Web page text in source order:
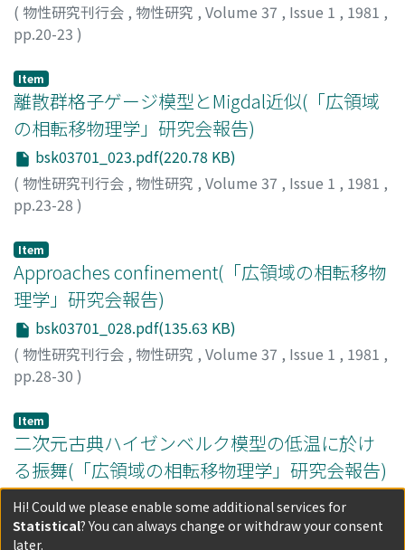
( 物性研究刊行会 , 物性研究 , Volume 37 , Issue 1 , 1981 ,
pp.20-23 )
Item
離散群格子ゲージ模型とMigdal近似(「広領域
の相転移物理学」研究会報告)
bsk03701_023.pdf(220.78 KB)
( 物性研究刊行会 , 物性研究 , Volume 37 , Issue 1 , 1981 ,
pp.23-28 )
Item
Approaches confinement(「広領域の相転移物
理学」研究会報告)
bsk03701_028.pdf(135.63 KB)
( 物性研究刊行会 , 物性研究 , Volume 37 , Issue 1 , 1981 ,
pp.28-30 )
Item
二次元古典ハイゼンベルク模型の低温に於け
る振舞(「広領域の相転移物理学」研究会報告)
bsk03701_030.pdf(109.04 KB)
(物性研究刊行会,物性研究,Volume 37,Issue 1,1981
Hi! Could we please enable some additional services for
Statistical? You can always change or withdraw your consent
later.